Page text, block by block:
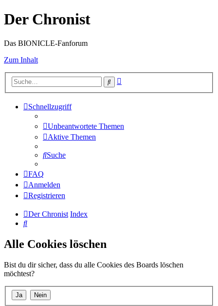
Der Chronist
Das BIONICLE-Fanforum
Zum Inhalt
Suche
Schnellzugriff
Unbeantwortete Themen
Aktive Themen
Suche
FAQ
Anmelden
Registrieren
Der Chronist Index
Suche
Alle Cookies löschen
Bist du dir sicher, dass du alle Cookies des Boards löschen
möchtest?